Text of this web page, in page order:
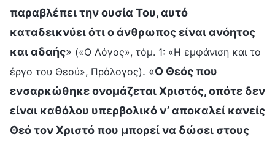
παραβλέπει την ουσία Του, αυτό
καταδεικνύει ότι ο άνθρωπος είναι ανόητος
και αδαής» («Ο Λόγος», τόμ. 1: «Η εμφάνιση και το
έργο του Θεού», Πρόλογος). «Ο Θεός που
ενσαρκώθηκε ονομάζεται Χριστός, οπότε δεν
είναι καθόλου υπερβολικό ν’ αποκαλεί κανείς
Θεό τον Χριστό που μπορεί να δώσει στους